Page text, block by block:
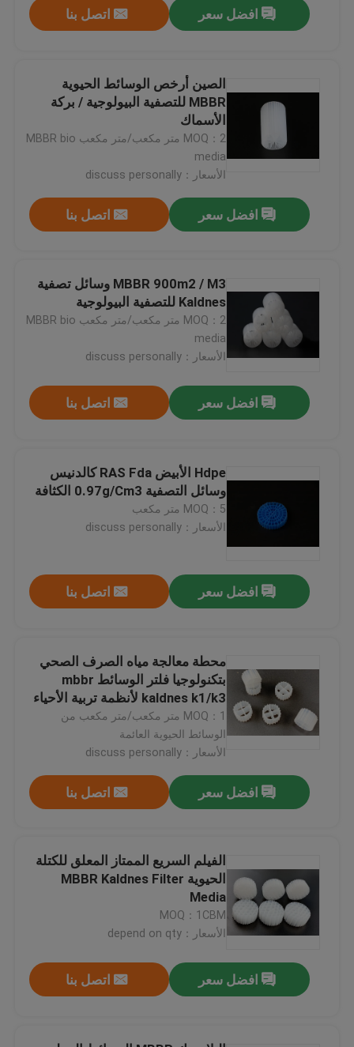
الصفحة الرئيسية
معلومات عنا
جولة في المعمل
مراقبة الجودة
مدونة
اطلب اقتباس
الوسائط المرشحة MBBR
افضل سعر اتصل بنا
الصين أرخص الوسائط الحيوية
MBBR للتصفية البيولوجية / بركة
الأسماك
MOQ：2 متر مكعب/متر مكعب MBBR bio
media
الأسعار：discuss personally
افضل سعر اتصل بنا
MBBR 900m2 / M3 وسائل تصفية
Kaldnes للتصفية البيولوجية
MOQ：2 متر مكعب/متر مكعب MBBR bio
media
الأسعار：discuss personally
افضل سعر اتصل بنا
Hdpe الأبيض RAS Fda كالدنيس
وسائل التصفية 0.97g/Cm3 الكثافة
MOQ：5 متر مكعب
الأسعار：discuss personally
افضل سعر اتصل بنا
محطة معالجة مياه الصرف الصحي
بتكنولوجيا فلتر الوسائط mbbr
kaldnes k1/k3 لأنظمة تربية الأحياء
المائية ras
MOQ：1 متر مكعب/متر مكعب من
الوسائط الحيوية العائمة
الأسعار：discuss personally
افضل سعر اتصل بنا
الفيلم السريع الممتاز المعلق للكتلة
الحيوية MBBR Kaldnes Filter
Media
MOQ：1CBM
الأسعار：depend on qty
افضل سعر اتصل بنا